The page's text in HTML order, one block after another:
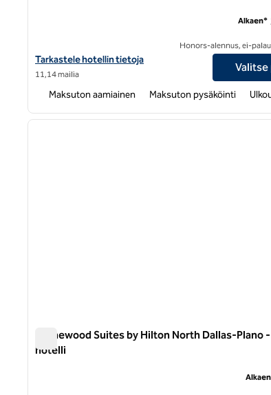
Näytä Homewood Suites by Hilton Dallas-Frisco -
Tarkastele hotellin tietoja
11,14 mailia
Alkaen*
Honors-alennus, ei-
Valitse
Maksuton aamiainen Maksuton pysäköinti
1/12
Homewood Suites by Hilton North Dallas-Plano -
hotelli